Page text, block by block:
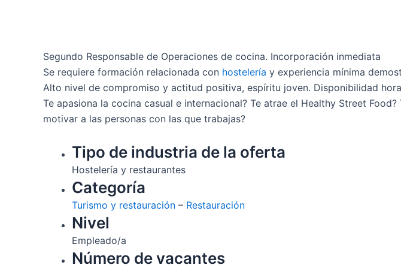
Segundo Responsable de Operaciones de cocina. Incorporación inmediata
Se requiere formación relacionada con hostelería y experiencia mínima
Alto nivel de compromiso y actitud positiva, espíritu joven. Disponibilidad
Te apasiona la cocina casual e internacional? Te atrae el Healthy Street
motivar a las personas con las que trabajas?
Tipo de industria de la oferta
Hostelería y restaurantes
Categoría
Turismo y restauración – Restauración
Nivel
Empleado/a
Número de vacantes